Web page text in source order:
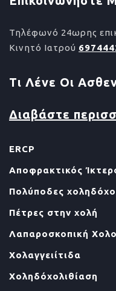
Τηλέφωνό 24ωρης
Κινητό Ιατρού
Τι Λένε Οι
Διαβάστε
ERCP
Αποφρακτικός
Πολύποδες
Πέτρες στην χολή
Λαπαροσκοπική
Χολαγγειίτιδα
Χοληδόχολιθίαση